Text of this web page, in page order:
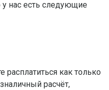
нас есть следующие
как только
расчёт,